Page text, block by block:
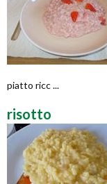
piatto ricc ...
risotto